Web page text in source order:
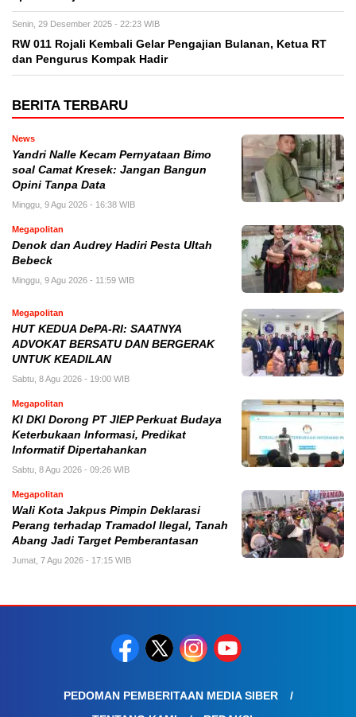
Senin, 29 Desember 2025 - 22:23 WIB
RW 011 Rojali Kembali Gelar Pengajian Bulanan, Ketua RT
dan Pengurus Kompak Hadir
BERITA TERBARU
News
Yandri Nalle Kecam Pernyataan Bimo
soal Camat Kresek: Jangan Bangun
Opini Tanpa Data
Minggu, 9 Agu 2026 - 16:38 WIB
Megapolitan
Denok dan Audrey Hadiri Pesta Ultah
Bebeck
Minggu, 9 Agu 2026 - 11:59 WIB
Megapolitan
HUT KEDUA DePA-RI: SAATNYA
ADVOKAT BERSATU DAN BERGERAK
UNTUK KEADILAN
Sabtu, 8 Agu 2026 - 19:00 WIB
Megapolitan
KI DKI Dorong PT JIEP Perkuat Budaya
Keterbukaan Informasi, Predikat
Informatif Dipertahankan
Sabtu, 8 Agu 2026 - 09:26 WIB
Megapolitan
Wali Kota Jakpus Pimpin Deklarasi
Perang terhadap Tramadol Ilegal, Tanah
Abang Jadi Target Pemberantasan
Jumat, 7 Agu 2026 - 17:15 WIB
PEDOMAN PEMBERITAAN MEDIA SIBER